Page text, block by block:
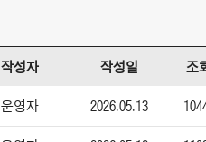
작성자 작성일 조
운영자 2026.05.13